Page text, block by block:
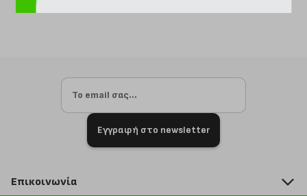
Εγγραφή στο newsletter
Επικοινωνία